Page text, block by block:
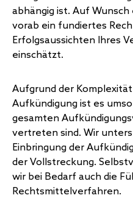
abhängig ist. Auf
vorab ein fundiertes
Erfolgsaussichten Ihres
einschätzt.
Aufgrund der
Aufkündigung ist es
gesamten
vertreten sind. Wir
Einbringung der
der Vollstreckung.
wir bei Bedarf auch die
Rechtsmittelverfahren.